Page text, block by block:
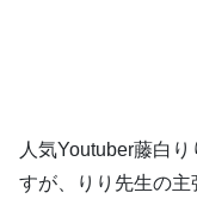
人気Youtuber藤白
すが、りり先生の